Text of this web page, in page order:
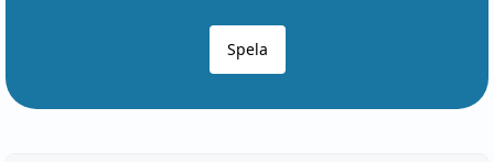
Spela